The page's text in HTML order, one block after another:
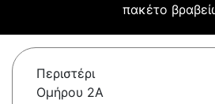
πακέτο
Περιστέρι
Ομήρου 2A